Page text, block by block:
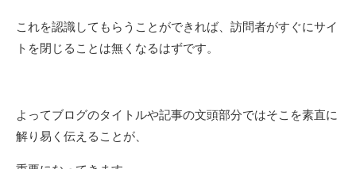
これを認識してもらうことができれば、訪問者がすぐにサイ
トを閉じることは無くなるはずです。
よってブログのタイトルや記事の文頭部分ではそこを素直に
解り易く伝えることが、